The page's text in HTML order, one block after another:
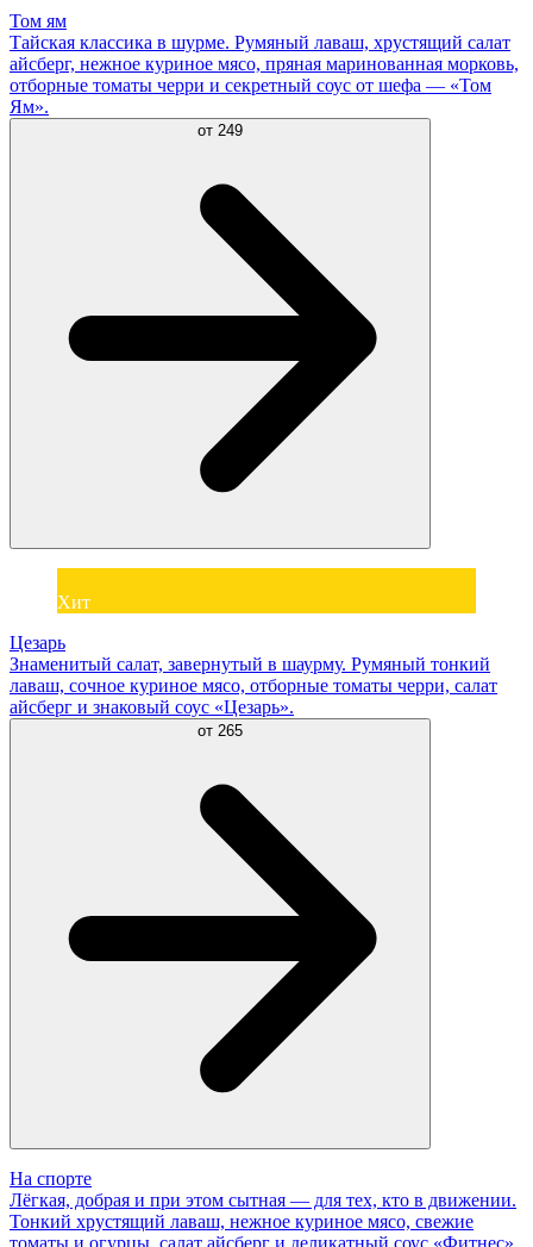
Том ям
Тайская классика в шурме. Румяный лаваш, хрустящий салат
айсберг, нежное куриное мясо, пряная маринованная морковь,
отборные томаты черри и секретный соус от шефа — «Том
Ям».
от 249
Хит
Цезарь
Знаменитый салат, завернутый в шаурму. Румяный тонкий
лаваш, сочное куриное мясо, отборные томаты черри, салат
айсберг и знаковый соус «Цезарь».
от 265
На спорте
Лёгкая, добрая и при этом сытная — для тех, кто в движении.
Тонкий хрустящий лаваш, нежное куриное мясо, свежие
томаты и огурцы, салат айсберг и деликатный соус «Фитнес».